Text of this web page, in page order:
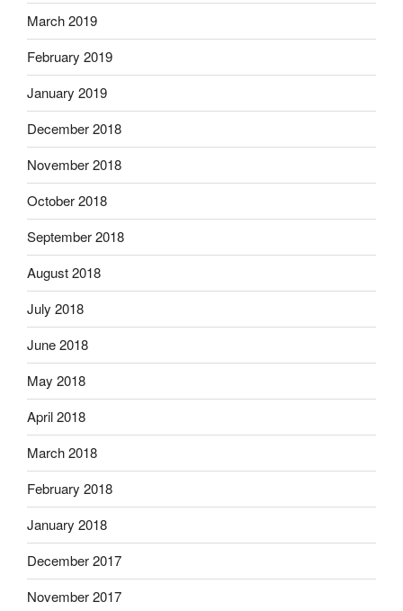
March 2019
February 2019
January 2019
December 2018
November 2018
October 2018
September 2018
August 2018
July 2018
June 2018
May 2018
April 2018
March 2018
February 2018
January 2018
December 2017
November 2017